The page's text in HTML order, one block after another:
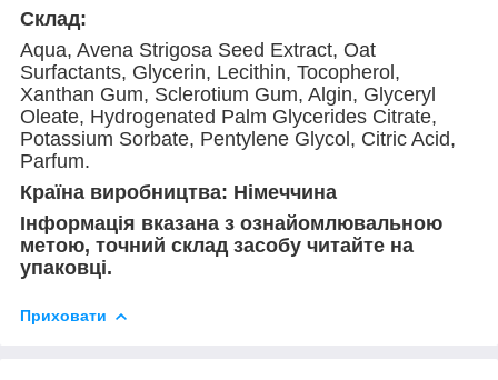
Склад:
Aqua, Avena Strigosa Seed Extract, Oat
Surfactants, Glycerin, Lecithin, Tocopherol,
Xanthan Gum, Sclerotium Gum, Algin, Glyceryl
Oleate, Hydrogenated Palm Glycerides Citrate,
Potassium Sorbate, Pentylene Glycol, Citric Acid,
Parfum.
Країна виробництва: Німеччина
Інформація вказана з ознайомлювальною
метою, точний склад засобу читайте на
упаковці.
Приховати